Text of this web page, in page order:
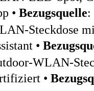
• Bezugsquelle:
Steckdose
•
WLAN-
•